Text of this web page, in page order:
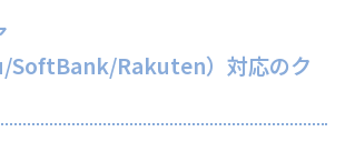
SoftBank/Rakuten）対応のク